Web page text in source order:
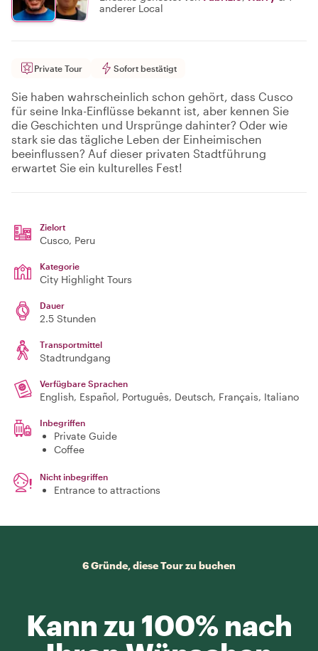
anderer Local
Private Tour Sofort bestätigt
Sie haben wahrscheinlich schon gehört, dass Cusco
für seine Inka-Einflüsse bekannt ist, aber kennen Sie
die Geschichten und Ursprünge dahinter? Oder wie
stark sie das tägliche Leben der Einheimischen
beeinflussen? Auf dieser privaten Stadtführung
erwartet Sie ein kulturelles Fest!
Zielort
Cusco, Peru
Kategorie
City Highlight Tours
Dauer
2.5 Stunden
Transportmittel
Stadtrundgang
Verfügbare Sprachen
English, Español, Português, Deutsch, Français, Italiano
Inbegriffen
Private Guide
Coffee
Nicht inbegriffen
Entrance to attractions
6 Gründe, diese Tour zu buchen
Kann zu 100% nach